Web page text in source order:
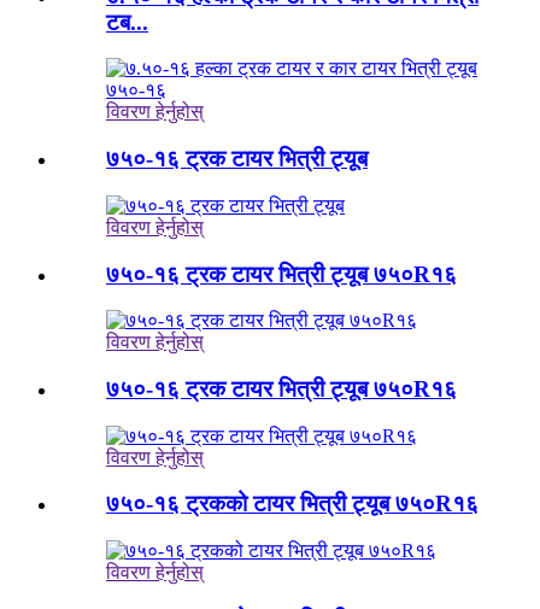
टब...
विवरण हेर्नुहोस्
७५०-१६ ट्रक टायर भित्री ट्यूब
विवरण हेर्नुहोस्
७५०-१६ ट्रक टायर भित्री ट्यूब ७५०R१६
विवरण हेर्नुहोस्
७५०-१६ ट्रक टायर भित्री ट्यूब ७५०R१६
विवरण हेर्नुहोस्
७५०-१६ ट्रकको टायर भित्री ट्यूब ७५०R१६
विवरण हेर्नुहोस्